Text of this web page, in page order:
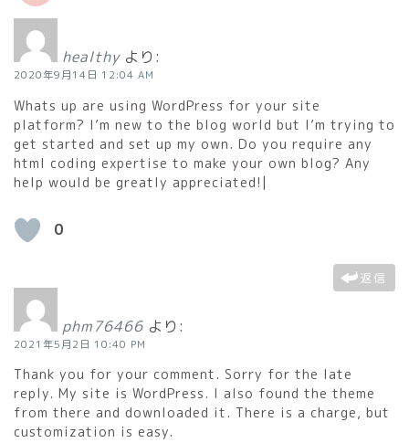
healthy より:
2020年9月14日 12:04 AM
Whats up are using WordPress for your site
platform? I’m new to the blog world but I’m trying to
get started and set up my own. Do you require any
html coding expertise to make your own blog? Any
help would be greatly appreciated!|
0
返信
phm76466 より:
2021年5月2日 10:40 PM
Thank you for your comment. Sorry for the late
reply. My site is WordPress. I also found the theme
from there and downloaded it. There is a charge, but
customization is easy.